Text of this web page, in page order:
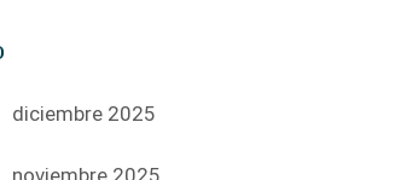
diciembre 2025
noviembre 2025